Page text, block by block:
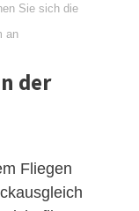
Sie sich die
an
der
Fliegen